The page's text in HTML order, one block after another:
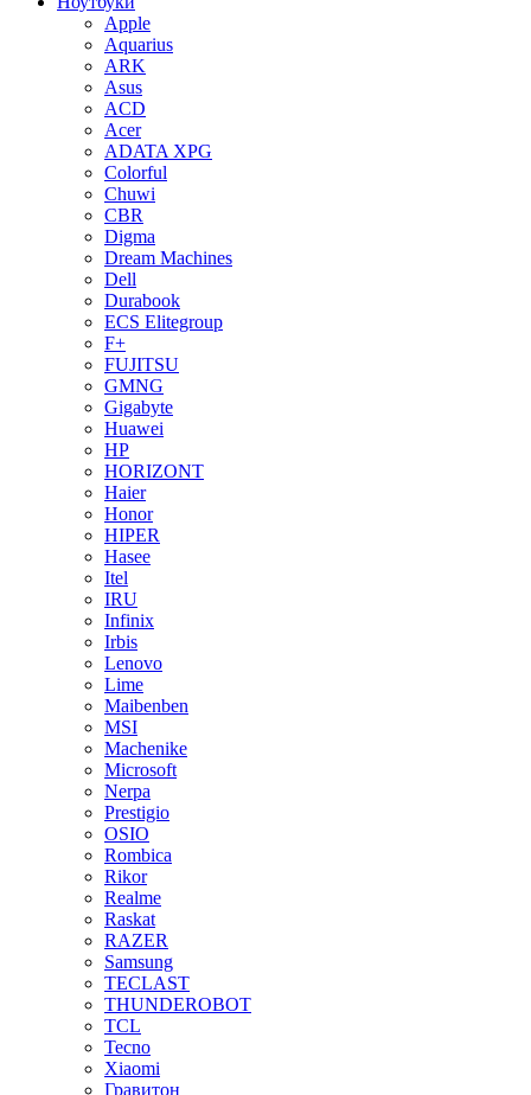
Apple
Aquarius
ARK
Asus
ACD
Acer
ADATA XPG
Colorful
Chuwi
CBR
Digma
Dream Machines
Dell
Durabook
ECS Elitegroup
F+
FUJITSU
GMNG
Gigabyte
Huawei
HP
HORIZONT
Haier
Honor
HIPER
Hasee
Itel
IRU
Infinix
Irbis
Lenovo
Lime
Maibenben
MSI
Machenike
Microsoft
Nerpa
Prestigio
OSIO
Rombica
Rikor
Realme
Raskat
RAZER
Samsung
TECLAST
THUNDEROBOT
TCL
Tecno
Xiaomi
Гравитон